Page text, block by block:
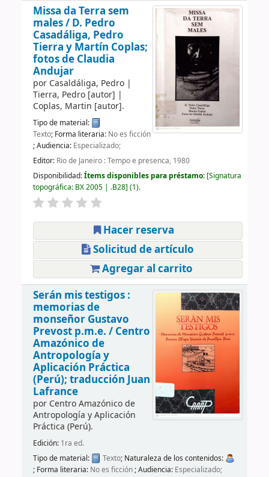
Missa da Terra sem
males / D. Pedro
Casadáliga, Pedro
Tierra y Martín Coplas;
fotos de Claudia
Andujar
por Casaldáliga, Pedro|
Tierra, Pedro[autor] |
Coplas, Martin [autor].
Tipo de material:
Texto; Forma literaria: No es ficción
; Audiencia: Especializado;
Editor: Rio de Janeiro : Tempo e presenca, 1980
Disponibilidad:Ítems disponibles para préstamo: Signatura
topográfica: BX 2005 | .B28 (1).
Hacer reserva
Solicitud de artículo
Agregar al carrito
Serán mis testigos :
memorias de
monseñor Gustavo
Prevost p.m.e. / Centro
Amazónico de
Antropología y
Aplicación Práctica
(Perú); traducción Juan
Lafrance
por Centro Amazónico de
Antropología y Aplicación
Práctica (Perú).
Edición: 1ra ed.
Tipo de material:
Texto; Naturaleza de los contenidos:
; Forma literaria: No es ficción; Audiencia: Especializado;